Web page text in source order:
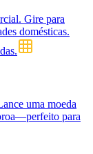
Gire para
domésticas.
uma moeda
para